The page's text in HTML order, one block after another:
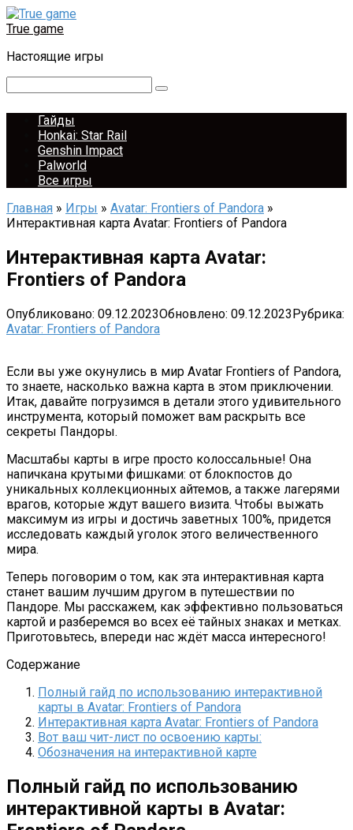
Перейти
к
True game
Настоящие игры
Гайды
Honkai: Star Rail
Genshin Impact
Palworld
Все игры
Главная » Игры » Avatar: Frontiers of Pandora »
Интерактивная карта Avatar: Frontiers of Pandora
Интерактивная карта Avatar:
Frontiers of Pandora
Опубликовано: 09.12.2023Обновлено: 09.12.2023Рубрика:
Avatar: Frontiers of Pandora
Если вы уже окунулись в мир Avatar Frontiers of Pandora,
то знаете, насколько важна карта в этом приключении.
Итак, давайте погрузимся в детали этого удивительного
инструмента, который поможет вам раскрыть все
секреты Пандоры.
Масштабы карты в игре просто колоссальные! Она
напичкана крутыми фишками: от блокпостов до
уникальных коллекционных айтемов, а также лагерями
врагов, которые ждут вашего визита. Чтобы выжать
максимум из игры и достичь заветных 100%, придется
исследовать каждый уголок этого величественного
мира.
Теперь поговорим о том, как эта интерактивная карта
станет вашим лучшим другом в путешествии по
Пандоре. Мы расскажем, как эффективно пользоваться
картой и разберемся во всех её тайных знаках и метках.
Приготовьтесь, впереди нас ждёт масса интересного!
Содержание
Полный гайд по использованию интерактивной
карты в Avatar: Frontiers of Pandora
Интерактивная карта Avatar: Frontiers of Pandora
Вот ваш чит-лист по освоению карты:
Обозначения на интерактивной карте
Полный гайд по использованию
интерактивной карты в Avatar: